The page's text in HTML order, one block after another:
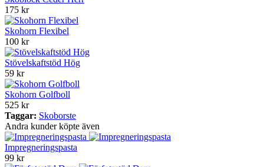
175 kr
Skohorn Flexibel
100 kr
Stövelskaftstöd Hög
59 kr
Skohorn Golfboll
525 kr
Taggar: Skoborste
Andra kunder köpte även
Impregneringspasta
99 kr